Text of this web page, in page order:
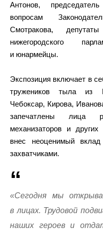
Антонов,
вопросам
Смотракова,
нижегородского
и юнармейцы.
Экспозиция включает в
тружеников тыла из
Чебоксар, Кирова,
запечатлены лица
механизаторов и
внес неоценимый
захватчиками.
«Сегодня мы
в лицах. Трудовой
наших героев и